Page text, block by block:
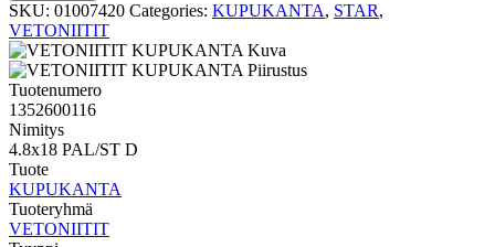
PAL/ST
D
quantity
SKU: 01007420 Categories: KUPUKANTA, STAR,
VETONIITIT
Tuotenumero
1352600116
Nimitys
4.8x18 PAL/ST D
Tuote
KUPUKANTA
Tuoteryhmä
VETONIITIT